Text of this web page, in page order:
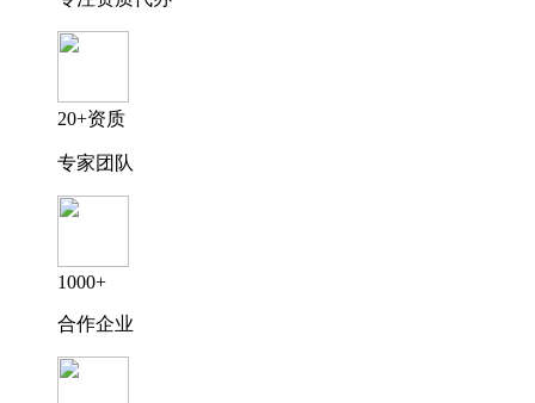
20+资质
专家团队
1000+
合作企业